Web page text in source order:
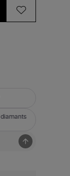
diamants